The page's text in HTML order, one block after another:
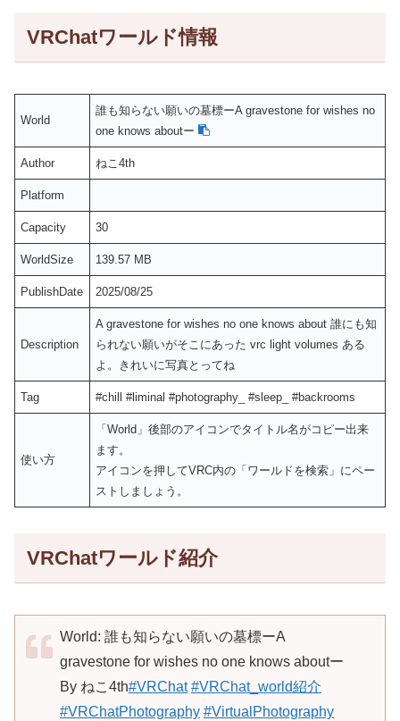
VRChatワールド情報
World
誰も知らない願いの墓標ーA gravestone for wishes no
one knows aboutー
Author ねこ4th
Platform
Capacity 30
WorldSize 139.57 MB
PublishDate 2025/08/25
Description
A gravestone for wishes no one knows about 誰にも知
られない願いがそこにあった vrc light volumes ある
よ。きれいに写真とってね
Tag #chill #liminal #photography_ #sleep_ #backrooms
使い方
「World」後部のアイコンでタイトル名がコピー出来
ます。
アイコンを押してVRC内の「ワールドを検索」にペー
ストしましょう。
VRChatワールド紹介
World: 誰も知らない願いの墓標ーA
gravestone for wishes no one knows aboutー
By ねこ4th#VRChat #VRChat_world紹介
#VRChatPhotography #VirtualPhotography